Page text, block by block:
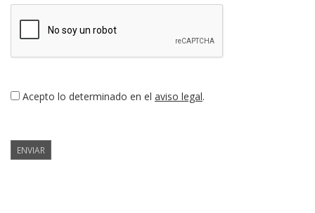
Acepto lo determinado en el aviso legal.
ENVIAR